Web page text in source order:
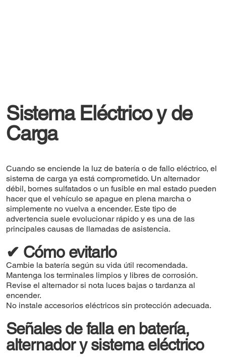
Sistema Eléctrico y de
Carga
Cuando se enciende la luz de batería o de fallo eléctrico, el
sistema de carga ya está comprometido. Un alternador
débil, bornes sulfatados o un fusible en mal estado pueden
hacer que el vehículo se apague en plena marcha o
simplemente no vuelva a encender. Este tipo de
advertencia suele evolucionar rápido y es una de las
principales causas de llamadas de asistencia.
✔ Cómo evitarlo
Cambie la batería según su vida útil recomendada.
Mantenga los terminales limpios y libres de corrosión.
Revise el alternador si nota luces bajas o tardanza al
encender.
No instale accesorios eléctricos sin protección adecuada.
Señales de falla en batería,
alternador y sistema eléctrico